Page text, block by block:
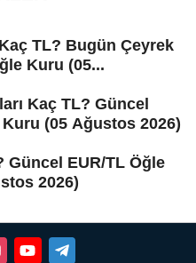
TL? Bugün Çeyrek
Kuru (05...
Kaç TL? Güncel
(05 Ağustos 2026)
Güncel EUR/TL Öğle
2026)